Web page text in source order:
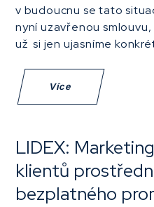
v budoucnu se tato
nyní uzavřenou
už si jen ujasníme
Více
LIDEX:
klientů
bezplatného